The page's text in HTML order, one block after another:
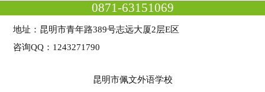
0871-63151069
地址：昆明市青年路389号志远大厦2层E区
咨询QQ：1243271790
昆明市佩文外语学校